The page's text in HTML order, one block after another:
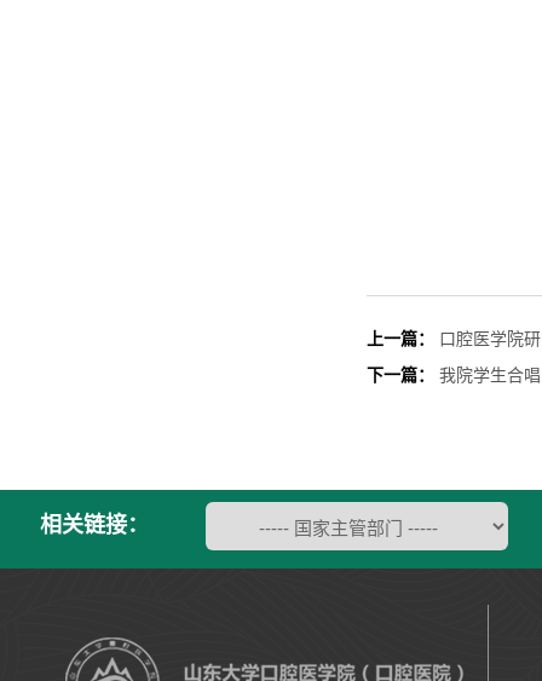
上一篇：
口腔医学院
下一篇：
我院学生合
相关链接：